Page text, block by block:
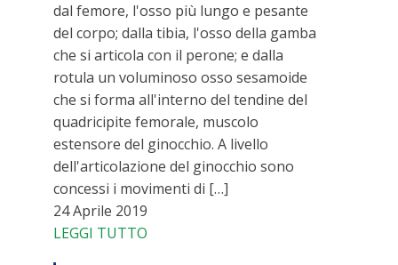
dal femore, l'osso più lungo e pesante
del corpo; dalla tibia, l'osso della gamba
che si articola con il perone; e dalla
rotula un voluminoso osso sesamoide
che si forma all'interno del tendine del
quadricipite femorale, muscolo
estensore del ginocchio. A livello
dell'articolazione del ginocchio sono
concessi i movimenti di […]
24 Aprile 2019
LEGGI TUTTO